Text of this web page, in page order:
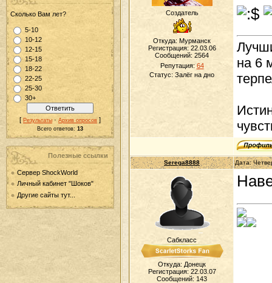
Сколько Вам лет?
5-10
10-12
12-15
15-18
18-22
22-25
25-30
30+
[ Результаты · Архив опросов ]
Всего ответов: 13
Полезные ссылки
Сервер ShockWorld
Личный кабинет "Шоков"
Другие сайты тут...
Создатель
Откуда: Мурманск
Регистрация: 22.03.06
Сообщений: 2564
Репутация: 64
Статус: Залёг на дно
на 6
Serega8888 Дата:
Сабкласс
Откуда: Донецк
Регистрация: 22.03.07
Сообщений: 143